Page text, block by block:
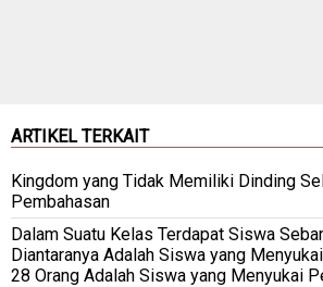
ARTIKEL TERKAIT
Kingdom yang Tidak Memiliki Dinding
Pembahasan
Dalam Suatu Kelas Terdapat Siswa
Diantaranya Adalah Siswa yang
28 Orang Adalah Siswa yang Menyukai